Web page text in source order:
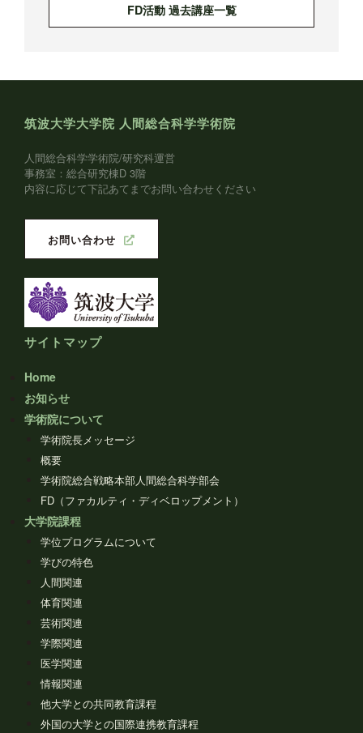
FD活動 過去講座一覧
筑波大学大学院 人間総合科学学術院
人間総合科学学術院/研究科運営
事務室：総合研究棟D 3階
内容に応じて下記あてまでお問い合わせください
お問い合わせ
サイトマップ
Home
お知らせ
学術院について
学術院長メッセージ
概要
学術院総合戦略本部人間総合科学部会
FD（ファカルティ・ディベロップメント）
大学院課程
学位プログラムについて
学びの特色
人間関連
体育関連
芸術関連
学際関連
医学関連
情報関連
他大学との共同教育課程
外国の大学との国際連携教育課程